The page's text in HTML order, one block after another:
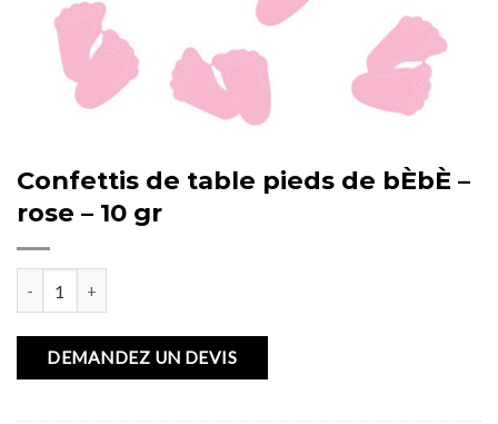
Confettis de table pieds de bÈbÈ –
rose – 10 gr
DEMANDEZ UN DEVIS